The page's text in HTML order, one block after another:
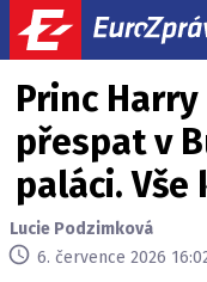
Princ
přespat v
paláci. Vše
Lucie Podzimková
6. července 2026